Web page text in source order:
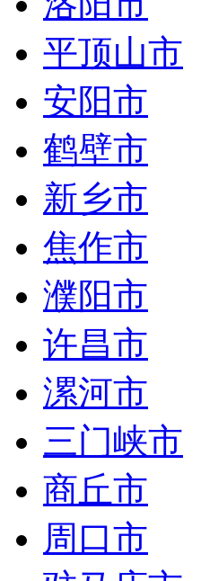
平顶山市
安阳市
鹤壁市
新乡市
焦作市
濮阳市
许昌市
漯河市
三门峡市
商丘市
周口市